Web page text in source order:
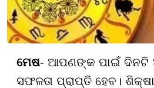
ମେଷ- ଆପଣଙ୍କ ପାଇଁ ଦିନଟି
ସଫଳତା ପ୍ରାପ୍ତି ହେବ।